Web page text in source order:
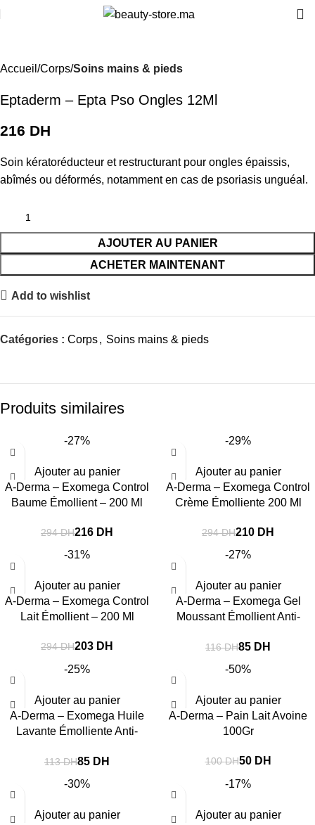
Accueil Corps Soins mains & pieds
Eptaderm – Epta Pso Ongles 12Ml
DH
Soin kératoréducteur et restructurant pour ongles épaissis,
abîmés ou déformés, notamment en cas de psoriasis unguéal.
AJOUTER AU PANIER
ACHETER MAINTENANT
Add to wishlist
Catégories : Corps, Soins mains & pieds
Produits similaires
-27%
Ajouter au panier
A-Derma – Exomega Control
Baume Émollient – 200 Ml
294DH216 DH
-29%
Ajouter au panier
A-Derma – Exomega Control
Crème Émolliente 200 Ml
294DH210 DH
-31%
Ajouter au panier
A-Derma – Exomega Control
Lait Émollient – 200 Ml
294DH203 DH
-27%
Ajouter au panier
A-Derma – Exomega Gel
Moussant Émollient Anti-
116DH85 DH
-25%
Ajouter au panier
A-Derma – Exomega Huile
Lavante Émolliente Anti-
113DH85 DH
-50%
Ajouter au panier
A-Derma – Pain Lait Avoine
100Gr
100DH50 DH
-30%
Ajouter au panier
-17%
Ajouter au panier